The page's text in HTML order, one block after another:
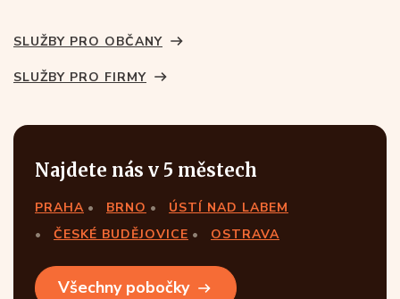
SLUŽBY PRO OBČANY
SLUŽBY PRO FIRMY
Najdete nás v 5 městech
PRAHA BRNO
ÚSTÍ NAD LABEM
ČESKÉ BUDĚJOVICE
OSTRAVA
Všechny pobočky